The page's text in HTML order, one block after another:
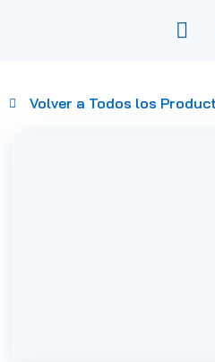
Volver a Todos los